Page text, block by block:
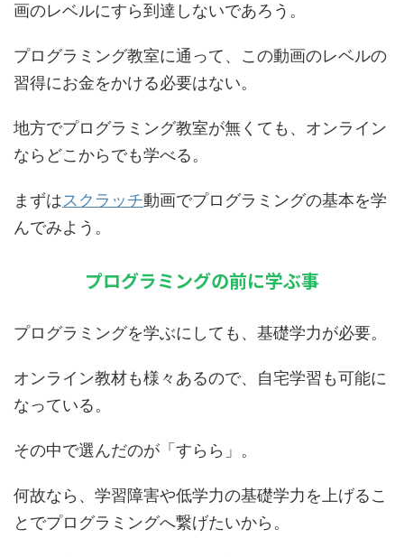
画のレベルにすら到達しないであろう。
プログラミング教室に通って、この動画のレベルの
習得にお金をかける必要はない。
地方でプログラミング教室が無くても、オンライン
ならどこからでも学べる。
まずはスクラッチ動画でプログラミングの基本を学
んでみよう。
プログラミングの前に学ぶ事
プログラミングを学ぶにしても、基礎学力が必要。
オンライン教材も様々あるので、自宅学習も可能に
なっている。
その中で選んだのが「すらら」。
何故なら、学習障害や低学力の基礎学力を上げるこ
とでプログラミングへ繋げたいから。